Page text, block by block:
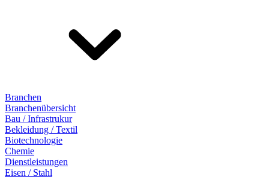
Branchen
Branchenübersicht
Bau / Infrastrukur
Bekleidung / Textil
Biotechnologie
Chemie
Dienstleistungen
Eisen / Stahl